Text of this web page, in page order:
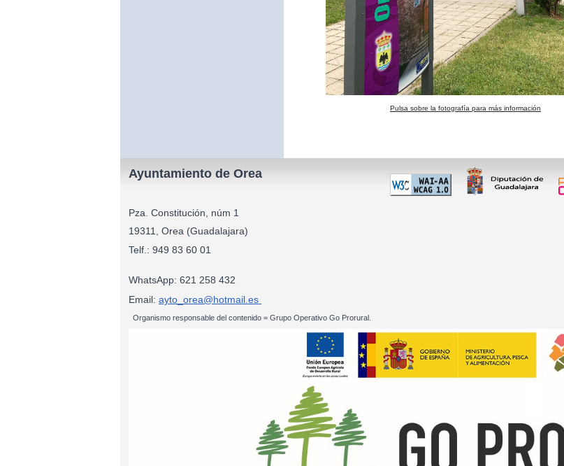
Pulsa sobre la fotografía para más información
Ayuntamiento de Orea
Pza. Constitución, núm 1
19311, Orea (Guadalajara)
Telf.: 949 83 60 01
WhatsApp: 621 258 432
Email: ayto_orea@hotmail.es
Organismo responsable del contenido = Grupo Operativo Go Prorural.